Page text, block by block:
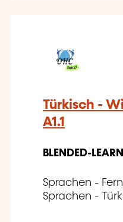
Türkisch -
A1.1
BLENDED-
Sprachen -
Sprachen -